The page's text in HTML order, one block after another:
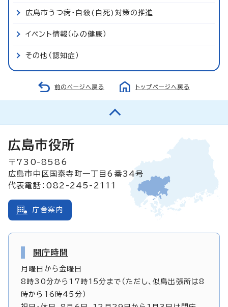
広島市うつ病・自殺(自死)対策の推進
イベント情報（心の健康）
その他（認知症）
前のページへ戻る トップページへ戻る
広島市役所
〒730-8586
広島市中区国泰寺町一丁目6番34号
代表電話：082-245-2111
庁舎案内
開庁時間
月曜日から金曜日
8時30分から17時15分まで（ただし、似島出張所は8
時から16時45分）